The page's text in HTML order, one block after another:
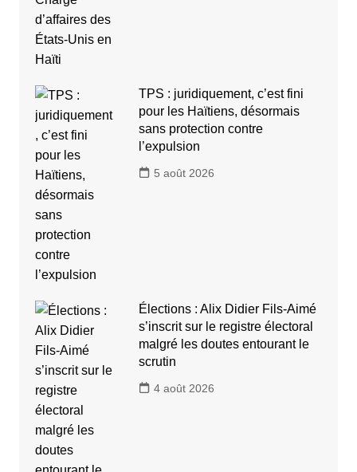
TPS : juridiquement, c’est fini
pour les Haïtiens, désormais
sans protection contre
l’expulsion
5 août 2026
Élections : Alix Didier Fils-Aimé
s’inscrit sur le registre électoral
malgré les doutes entourant le
scrutin
4 août 2026